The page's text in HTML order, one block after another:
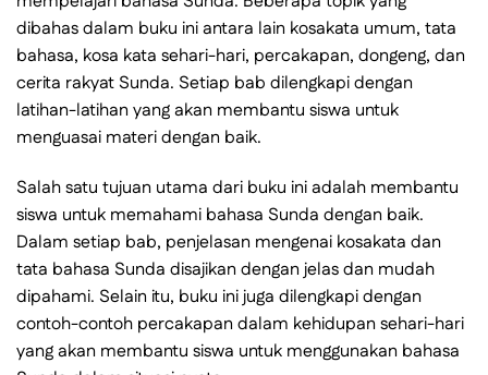
dibahas dalam buku ini antara lain kosakata umum, tata
bahasa, kosa kata sehari-hari, percakapan, dongeng, dan
cerita rakyat Sunda. Setiap bab dilengkapi dengan
latihan-latihan yang akan membantu siswa untuk
menguasai materi dengan baik.
Salah satu tujuan utama dari buku ini adalah membantu
siswa untuk memahami bahasa Sunda dengan baik.
Dalam setiap bab, penjelasan mengenai kosakata dan
tata bahasa Sunda disajikan dengan jelas dan mudah
dipahami. Selain itu, buku ini juga dilengkapi dengan
contoh-contoh percakapan dalam kehidupan sehari-hari
yang akan membantu siswa untuk menggunakan bahasa